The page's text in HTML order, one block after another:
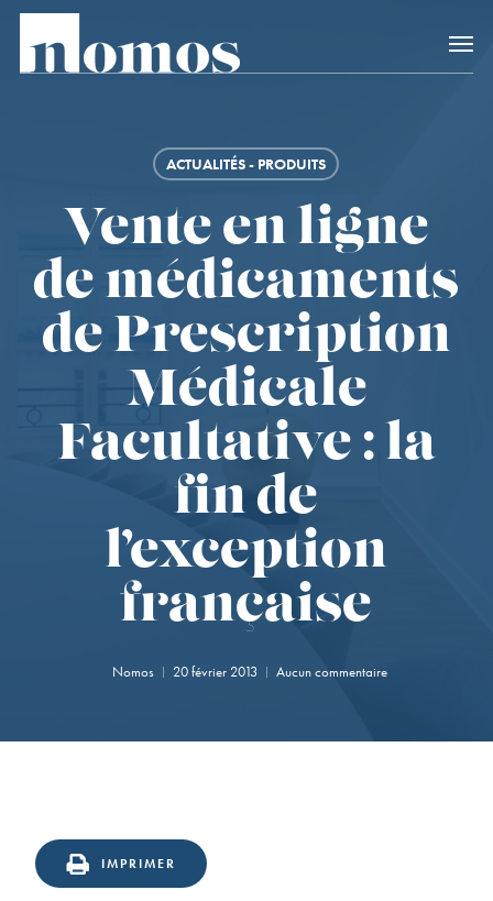
Skip
main
Accès rapide
ACTUALITÉS - PRODUITS
Vente en ligne
de médicaments
de Prescription
Médicale
Facultative : la
fin de
l’exception
française
Nomos 20 février 2013 Aucun commentaire
IMPRIMER